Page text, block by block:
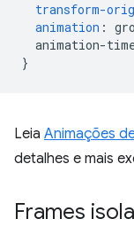
transform-
animation :
animation-
}
Leia Animações
detalhes e mais
Frames